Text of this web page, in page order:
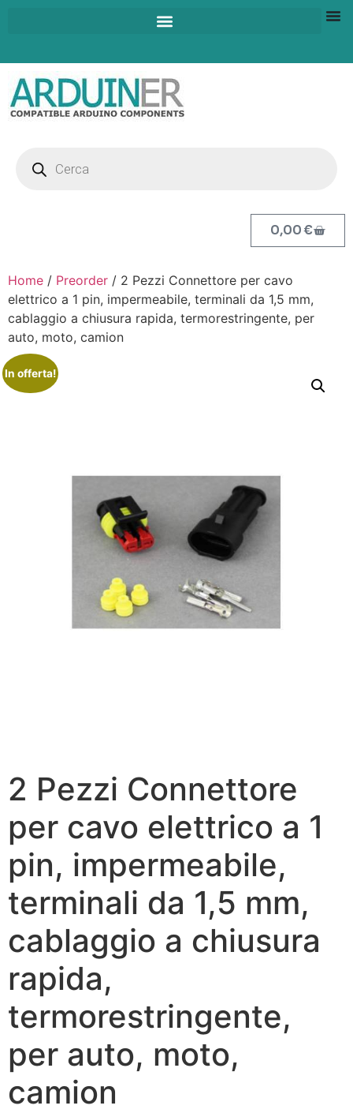
0,00€
Home / Preorder / 2 Pezzi Connettore per cavo
elettrico a 1 pin, impermeabile, terminali da 1,5 mm,
cablaggio a chiusura rapida, termorestringente, per
auto, moto, camion
In offerta!
2 Pezzi Connettore
per cavo elettrico a 1
pin, impermeabile,
terminali da 1,5 mm,
cablaggio a chiusura
rapida,
termorestringente,
per auto, moto,
camion